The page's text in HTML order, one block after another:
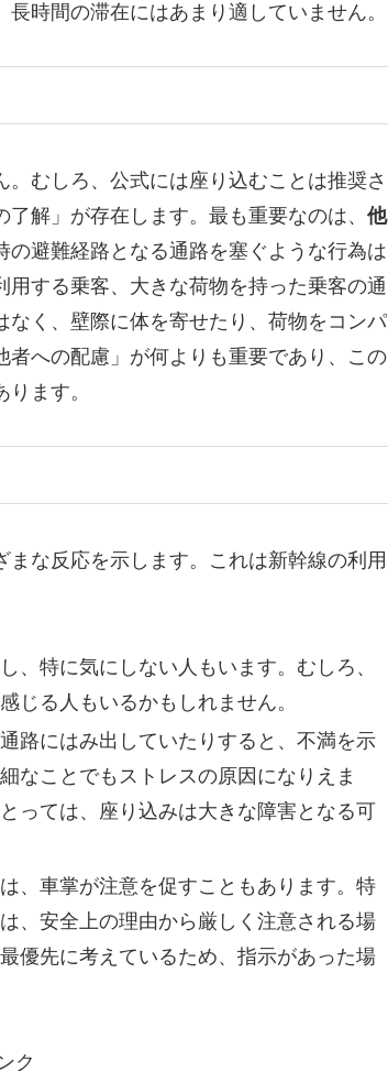
時間の滞在にはあまり適していません。
むしろ、公式には座り込むことは推奨さ
解」が存在します。最も重要なのは、 他
の避難経路となる通路を塞ぐような行為は
する乗客、大きな荷物を持った乗客の通
く、壁際に体を寄せたり、荷物をコンパ
への配慮」が何よりも重要であり、この
ます。
な反応を示します。これは新幹線の利用
、特に気にしない人もいます。むしろ、
じる人もいるかもしれません。
路にはみ出していたりすると、不満を示
なことでもストレスの原因になりえま
っては、座り込みは大きな障害となる可
、車掌が注意を促すこともあります。特
、安全上の理由から厳しく注意される場
優先に考えているため、指示があった場
ク